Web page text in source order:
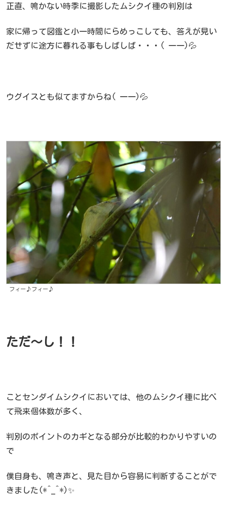
正直、鳴かない時季に撮影したムシクイ種の判別は
家に帰って図鑑と小一時間にらめっこしても、答えが見い
だせずに途方に暮れる事もしばしば・・・( 一一)💦
ウグイスとも似てますからね( 一一)💦
フィー♪フィー♪
ただ～し！！
ことセンダイムシクイにおいては、他のムシクイ種に比べ
て飛来個体数が多く、
判別のポイントのカギとなる部分が比較的わかりやすいの
で
僕自身も、鳴き声と、見た目から容易に判断することがで
きました(*^_^*)✨